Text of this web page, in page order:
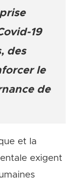
19
des
le
de
et la
exigent